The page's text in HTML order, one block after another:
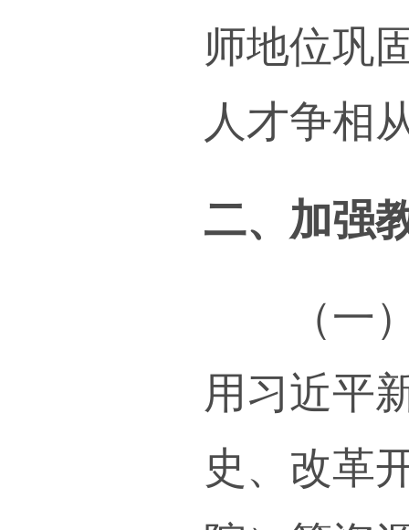
行，
行主
理评
经过
设取